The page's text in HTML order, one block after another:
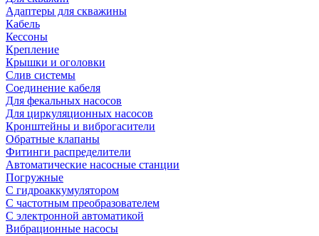
Адаптеры для скважины
Кабель
Кессоны
Крепление
Крышки и оголовки
Слив системы
Соединение кабеля
Для фекальных насосов
Для циркуляционных насосов
Кронштейны и виброгасители
Обратные клапаны
Фитинги распределители
Автоматические насосные станции
Погружные
С гидроаккумулятором
С частотным преобразователем
С электронной автоматикой
Вибрационные насосы